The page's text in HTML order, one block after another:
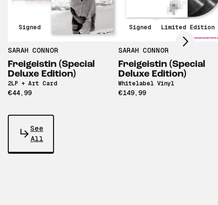
Signed
SARAH CONNOR
Freigeistin (Special
Deluxe Edition)
2LP + Art Card
€44,99
Signed Limited Edition
SARAH CONNOR
Freigeistin (Special
Deluxe Edition)
Whitelabel Vinyl
€149,99
Scroll right
See
All